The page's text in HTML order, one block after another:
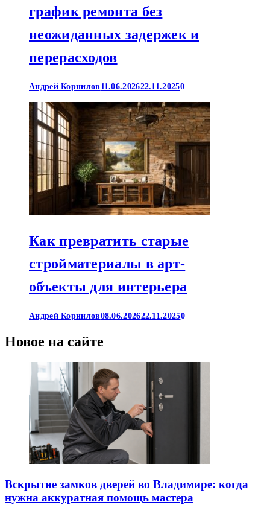
график ремонта без
неожиданных задержек и
перерасходов
Андрей Корнилов 11.06.202622.11.20250
Как превратить старые
стройматериалы в арт-
объекты для интерьера
Андрей Корнилов08.06.202622.11.20250
Новое на сайте
Вскрытие замков дверей во Владимире: когда
нужна аккуратная помощь мастера